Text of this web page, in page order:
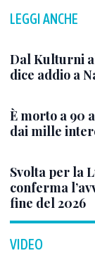
LEGGI ANCHE
Dal Kulturni
dice addio a
È morto a 90
dai mille
Svolta per la
conferma
fine del 2026
VIDEO